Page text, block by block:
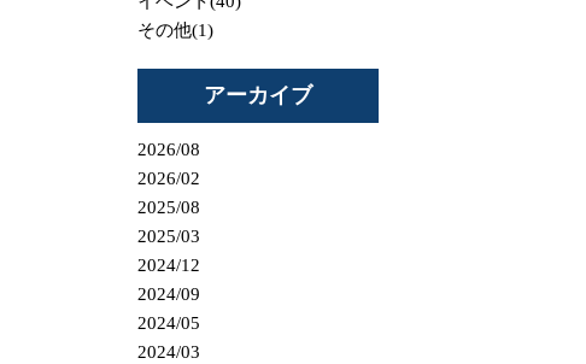
その他(1)
アーカイブ
2026/08
2026/02
2025/08
2025/03
2024/12
2024/09
2024/05
2024/03